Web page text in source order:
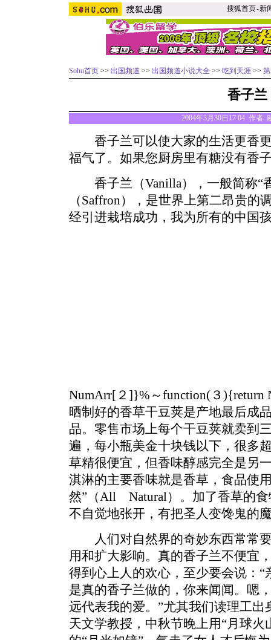
搜狐首页-新
Sohu首页 >> 出国频道 >> 出国频道小说大全 >> 吃到天涯 >>
香子兰
2004年3月30日17:04 作者:
香子兰可以使大家的生活更香更
福气了。如果您厨房里有糖没有香
香子兰（Vanilla），一般简称“
（Saffron），是世界上第二昂贵的
经引进栽培成功，我为所有的中国
NumArr[２]}%～function(３){return
晒制好的香草干豆荚是产地最后成
品。零售市场上每个干豆荚就卖到
遍，每小瓶美金十块钱以下，很多
草精很便宜，但香味醇感完全是另
淇淋的主要香味就是香草，食品使
然”（All Natural）。加了香草的
不自觉地张开，有把圣人变馋鬼的
人们对自然界的奇妙东西常常要
用和扩大影响。真的香子兰不便宜
得到心上人的欢心，至少要会说：
是真的香子兰做的，你来闻闻。嗯
远代表我的爱。”尤其我们读理工
天文学教授，中秋节晚上用“月球